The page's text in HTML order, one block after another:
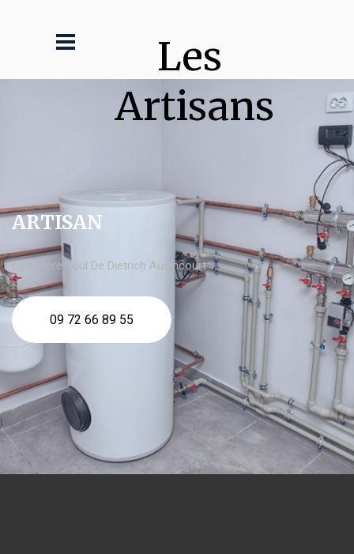
Les
Artisans
ARTISAN
chaudière fioul De Dietrich Audincourt
09 72 66 89 55